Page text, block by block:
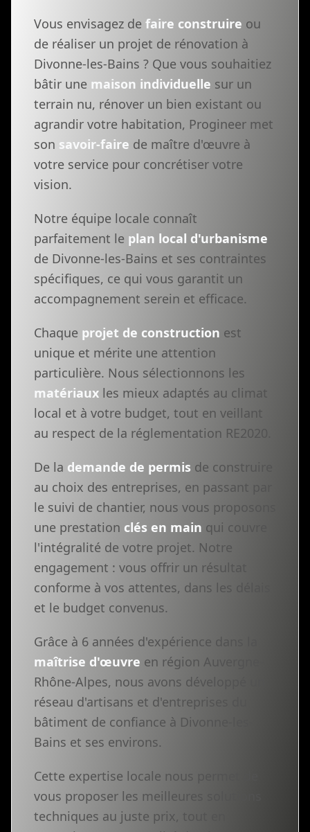
Vous envisagez de faire construire ou
de réaliser un projet de rénovation à
Divonne-les-Bains ? Que vous souhaitiez
bâtir une maison individuelle sur un
terrain nu, rénover un bien existant ou
agrandir votre habitation, Progineer met
son savoir-faire de maître d'œuvre à
votre service pour concrétiser votre
vision.
Notre équipe locale connaît
parfaitement le plan local d'urbanisme
de Divonne-les-Bains et ses contraintes
spécifiques, ce qui vous garantit un
accompagnement serein et efficace.
Chaque projet de construction est
unique et mérite une attention
particulière. Nous sélectionnons les
matériaux les mieux adaptés au climat
local et à votre budget, tout en veillant
au respect de la réglementation RE2020.
De la demande de permis de construire
au choix des entreprises, en passant par
le suivi de chantier, nous vous proposons
une prestation clés en main qui couvre
l'intégralité de votre projet. Notre
engagement : vous offrir un résultat
conforme à vos attentes, dans les délais
et le budget convenus.
Grâce à 6 années d'expérience dans la
maîtrise d'œuvre en région Auvergne-
Rhône-Alpes, nous avons développé un
réseau d'artisans et d'entreprises du
bâtiment de confiance à Divonne-les-
Bains et ses environs.
Cette expertise locale nous permet de
vous proposer les meilleures solutions
techniques au juste prix, tout en